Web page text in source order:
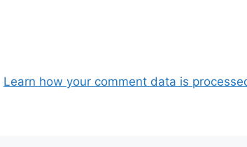
Learn how your comment data is